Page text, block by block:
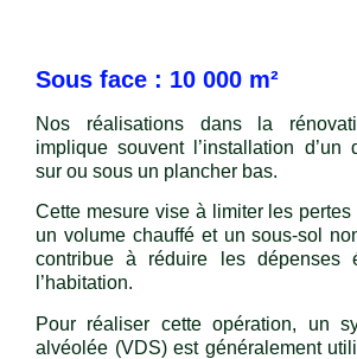
Sous face : 10 000 m²
Nos réalisations dans la
implique souvent l’installation d’un
sur ou sous un plancher bas.
Cette mesure vise à limiter les
un volume chauffé et un sous-sol
contribue à réduire les dépenses
l’habitation.
Pour réaliser cette opération, un
alvéolée (VDS) est généralement